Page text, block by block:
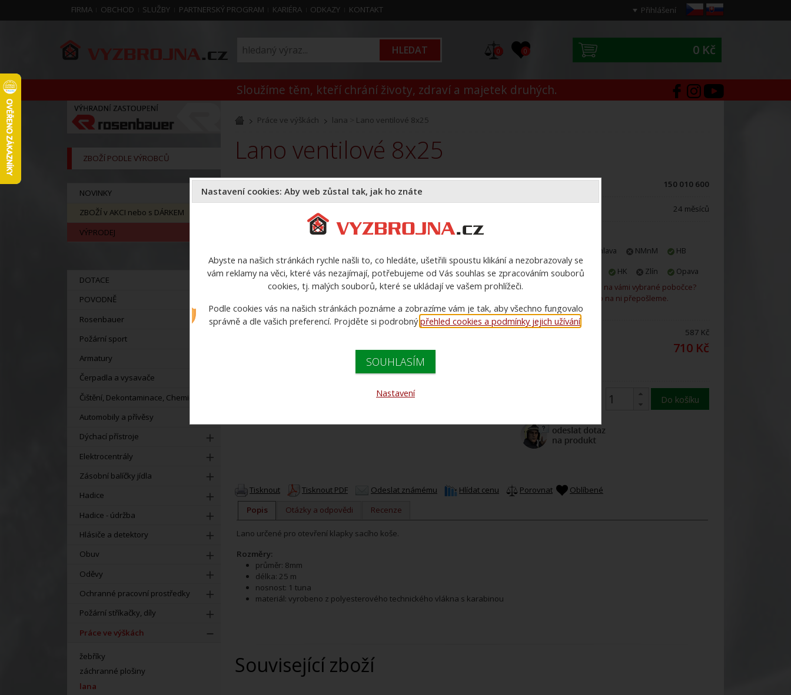
FIRMA OBCHOD SLUŽBY PARTNERSKÝ PROGRAM KARIÉRA ODKAZY KONTAKT Přihlášení
0 0 0 Kč
Sloužíme těm, kteří chrání životy, zdraví a majetek druhých.
ZBOŽÍ PODLE VÝROBCŮ
NOVINKY
ZBOŽÍ v AKCI nebo s DÁRKEM
VÝPRODEJ
DOTACE
POVODNĚ
Rosenbauer
Požární sport
Armatury
Čerpadla a vysavače
Čištění, Dekontaminace, Chemie
Automobily a přívěsy
Dýchací přístroje
Elektrocentrály
Zásobní balíčky jídla
Hadice
Hadice - údržba
Hlásiče a detektory
Obuv
Oděvy
Ochranné pracovní prostředky
Požární stříkačky, díly
Práce ve výškách
žebříky
záchranné plošiny
lana
Práce ve výškách lana Lano ventilové 8x25
Lano ventilové 8x25
150 010 600
24 měsíců
Jihlava NMnM
HB
Praha
Plzeň HK Zlín
Opava
Není zboží skladem na vámi vybrané pobočce?
Rádi vám ho na ni přepošleme.
587 Kč
710 Kč
Do košíku
Tisknout Tisknout PDF Odeslat známému Hlídat cenu Porovnat
Oblíbené
Popis
Otázky a odpovědi Recenze
Lano určené pro otevření klapky sacího koše.
Rozměry:
průměr: 8mm
délka: 25 m
nosnost: 1 tuna
materiál: vyrobeno z polyesterového technického vlákna s karabinou
Související zboží
Nastavení cookies: Aby web zůstal tak, jak ho znáte
Abyste na našich stránkách rychle našli to, co hledáte, ušetřili spoustu klikání a nezobrazovaly se
vám reklamy na věci, které vás nezajímají, potřebujeme od Vás souhlas se zpracováním souborů
cookies, tj. malých souborů, které se ukládají ve vašem prohlížeči.
Podle cookies vás na našich stránkách poznáme a zobrazíme vám je tak, aby všechno fungovalo
správně a dle vašich preferencí. Projděte si podrobnýpřehled cookies a podmínky jejich užívání
SOUHLASÍM
Nastavení